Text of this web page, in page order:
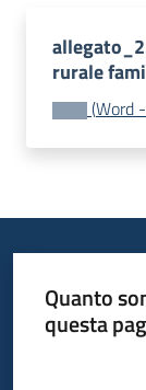
Seguici
su
rurale
(Word -
Quanto
questa